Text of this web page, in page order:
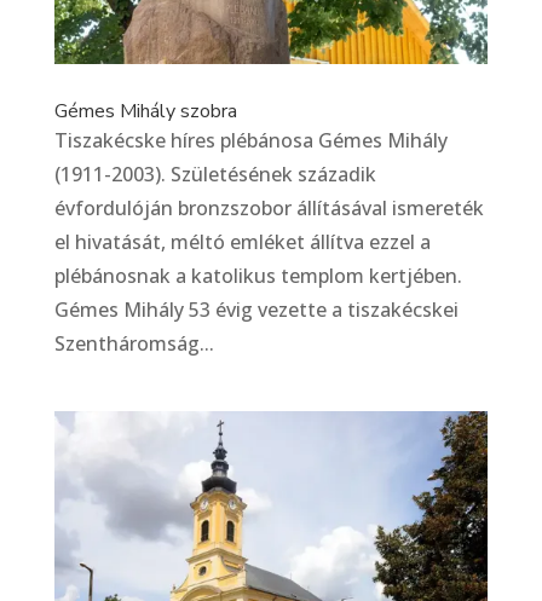
Gémes Mihály szobra
Tiszakécske híres plébánosa Gémes Mihály
(1911-2003). Születésének századik
évfordulóján bronzszobor állításával ismereték
el hivatását, méltó emléket állítva ezzel a
plébánosnak a katolikus templom kertjében.
Gémes Mihály 53 évig vezette a tiszakécskei
Szentháromság...